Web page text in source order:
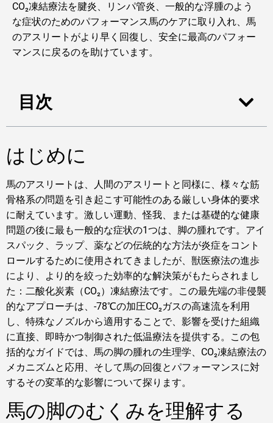
CO₂凍結療法を腱炎、リンパ管炎、一般的な浮腫のよう
な症状のためのパフォーマンス馬のケアに取り入れ、馬
のアスリートがより早く回復し、安全に最高のパフォー
マンスに戻るのを助けています。
目次
はじめに
馬のアスリートは、人間のアスリートと同様に、様々な筋
骨格系の問題を引き起こす可能性のある厳しい身体的要求
に耐えています。激しい運動、怪我、または基礎的な健康
問題の後に最も一般的な症状の1つは、脚の腫れです。アイ
スパック、ラップ、薬などの伝統的な方法が炎症をコント
ロールするために使用されてきましたが、獣医療法の進歩
により、より的を絞った効率的な解決策がもたらされまし
た：二酸化炭素（CO₂）凍結療法です。この最先端の非侵襲
的なアプローチは、-78℃の加圧CO₂ガスの高速流を利用
し、特殊なノズルから適用することで、影響を受けた組織
に直接、即時かつ制御された低温療法を提供する。この包
括的なガイドでは、馬の脚の腫れの生理学、CO₂凍結療法の
メカニズムと応用、そして馬の回復とパフォーマンスに対
するその変革的な影響について探ります。
馬の脚のむくみを理解する